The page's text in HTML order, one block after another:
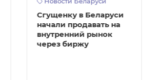
Сгущенку в Беларуси
начали продавать на
внутренний рынок
через биржу